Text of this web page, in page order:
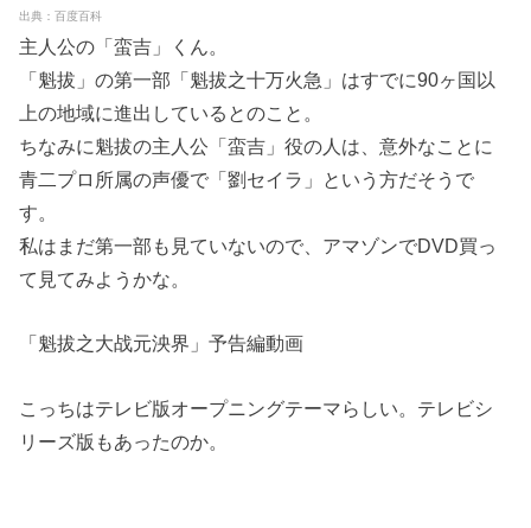
出典：百度百科
主人公の「蛮吉」くん。
「魁拔」の第一部「魁拔之十万火急」はすでに90ヶ国以
上の地域に進出しているとのこと。
ちなみに魁拔の主人公「蛮吉」役の人は、意外なことに
青二プロ所属の声優で「劉セイラ」という方だそうで
す。
私はまだ第一部も見ていないので、アマゾンでDVD買っ
て見てみようかな。
「魁拔之大战元泱界」予告編動画
こっちはテレビ版オープニングテーマらしい。テレビシ
リーズ版もあったのか。